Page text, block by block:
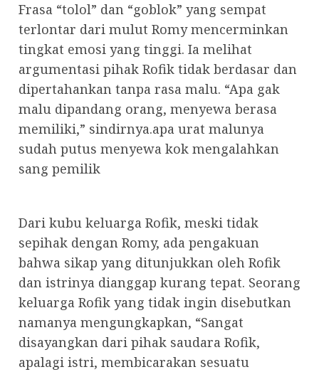
Frasa “tolol” dan “goblok” yang sempat
terlontar dari mulut Romy mencerminkan
tingkat emosi yang tinggi. Ia melihat
argumentasi pihak Rofik tidak berdasar dan
dipertahankan tanpa rasa malu. “Apa gak
malu dipandang orang, menyewa berasa
memiliki,” sindirnya.apa urat malunya
sudah putus menyewa kok mengalahkan
sang pemilik
Dari kubu keluarga Rofik, meski tidak
sepihak dengan Romy, ada pengakuan
bahwa sikap yang ditunjukkan oleh Rofik
dan istrinya dianggap kurang tepat. Seorang
keluarga Rofik yang tidak ingin disebutkan
namanya mengungkapkan, “Sangat
disayangkan dari pihak saudara Rofik,
apalagi istri, membicarakan sesuatu